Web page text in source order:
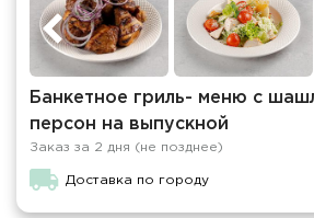
Банкетное гриль- меню с
персон на выпускной
Заказ за 2 дня (не позднее)
Доставка по городу